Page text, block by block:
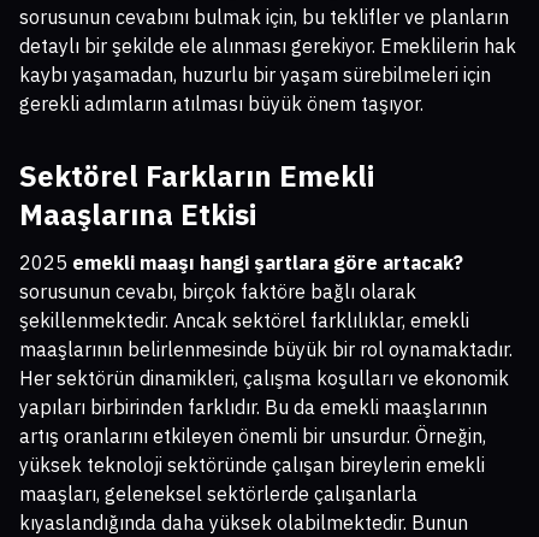
sorusunun cevabını bulmak için, bu teklifler ve planların
detaylı bir şekilde ele alınması gerekiyor. Emeklilerin hak
kaybı yaşamadan, huzurlu bir yaşam sürebilmeleri için
gerekli adımların atılması büyük önem taşıyor.
Sektörel Farkların Emekli
Maaşlarına Etkisi
2025 emekli maaşı hangi şartlara göre artacak?
sorusunun cevabı, birçok faktöre bağlı olarak
şekillenmektedir. Ancak sektörel farklılıklar, emekli
maaşlarının belirlenmesinde büyük bir rol oynamaktadır.
Her sektörün dinamikleri, çalışma koşulları ve ekonomik
yapıları birbirinden farklıdır. Bu da emekli maaşlarının
artış oranlarını etkileyen önemli bir unsurdur. Örneğin,
yüksek teknoloji sektöründe çalışan bireylerin emekli
maaşları, geleneksel sektörlerde çalışanlarla
kıyaslandığında daha yüksek olabilmektedir. Bunun